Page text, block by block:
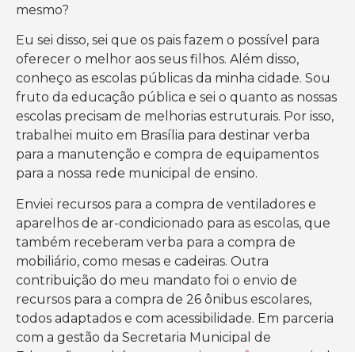
mesmo?
Eu sei disso, sei que os pais fazem o possível para
oferecer o melhor aos seus filhos. Além disso,
conheço as escolas públicas da minha cidade. Sou
fruto da educação pública e sei o quanto as nossas
escolas precisam de melhorias estruturais. Por isso,
trabalhei muito em Brasília para destinar verba
para a manutenção e compra de equipamentos
para a nossa rede municipal de ensino.
Enviei recursos para a compra de ventiladores e
aparelhos de ar-condicionado para as escolas, que
também receberam verba para a compra de
mobiliário, como mesas e cadeiras. Outra
contribuição do meu mandato foi o envio de
recursos para a compra de 26 ônibus escolares,
todos adaptados e com acessibilidade. Em parceria
com a gestão da Secretaria Municipal de